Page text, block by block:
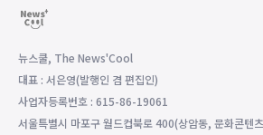
뉴스쿨, The News'Cool
대표 : 서은영(발행인 겸 편집인)
사업자등록번호 : 615-86-19061
서울특별시 마포구 월드컵북로 400(상암동, 문화콘텐